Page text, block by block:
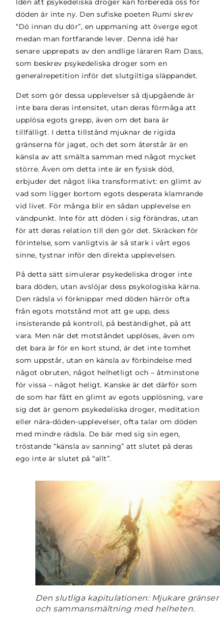
Idén att psykedeliska droger kan förbereda oss för
döden är inte ny. Den sufiske poeten Rumi skrev
“Dö innan du dör”, en uppmaning att överge egot
medan man fortfarande lever. Denna idé har
senare upprepats av den andlige läraren Ram Dass,
som beskrev psykedeliska droger som en
generalrepetition inför det slutgiltiga släppandet.
Det som gör dessa upplevelser så djupgående är
inte bara deras intensitet, utan deras förmåga att
upplösa egots grepp, även om det bara är
tillfälligt. I detta tillstånd mjuknar de rigida
gränserna för jaget, och det som återstår är en
känsla av att smälta samman med något mycket
större. Även om detta inte är en fysisk död,
erbjuder det något lika transformativt: en glimt av
vad som ligger bortom egots desperata klamrande
vid livet. För många blir en sådan upplevelse en
vändpunkt. Inte för att döden i sig förändras, utan
för att deras relation till den gör det. Skräcken för
förintelse, som vanligtvis är så stark i vårt egos
sinne, tystnar inför den direkta upplevelsen.
På detta sätt simulerar psykedeliska droger inte
bara döden, utan avslöjar dess psykologiska kärna.
Den rädsla vi förknippar med döden härrör ofta
från egots motstånd mot att ge upp, dess
insisterande på kontroll, på beständighet, på att
vara. Men när det motståndet upplöses, även om
det bara är för en kort stund, är det inte tomhet
som uppstår, utan en känsla av förbindelse med
något obruten, något helhetligt och – åtminstone
för vissa – något heligt. Kanske är det därför som
de som har fått en glimt av egots upplösning, vare
sig det är genom psykedeliska droger, meditation
eller nära-döden-upplevelser, ofta talar om döden
med mindre rädsla. De bär med sig sin egen,
tröstande “känsla av sanning” att slutet på deras
ego inte är slutet på “allt”.
Den slutliga kapitulationen: Mjukare gränser
och sammansmältning med helheten.